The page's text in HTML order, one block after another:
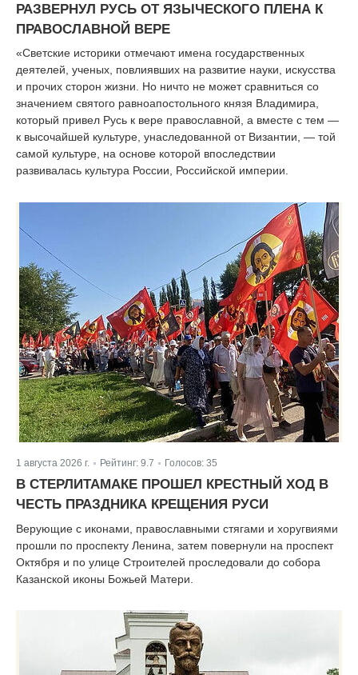
РАЗВЕРНУЛ РУСЬ ОТ ЯЗЫЧЕСКОГО ПЛЕНА К
ПРАВОСЛАВНОЙ ВЕРЕ
«Светские историки отмечают имена государственных
деятелей, ученых, повлиявших на развитие науки, искусства
и прочих сторон жизни. Но ничто не может сравниться со
значением святого равноапостольного князя Владимира,
который привел Русь к вере православной, а вместе с тем —
к высочайшей культуре, унаследованной от Византии, — той
самой культуре, на основе которой впоследствии
развивалась культура России, Российской империи.
1 августа 2026 г. Рейтинг: 9.7 Голосов: 35
В СТЕРЛИТАМАКЕ ПРОШЕЛ КРЕСТНЫЙ ХОД В
ЧЕСТЬ ПРАЗДНИКА КРЕЩЕНИЯ РУСИ
Верующие с иконами, православными стягами и хоругвиями
прошли по проспекту Ленина, затем повернули на проспект
Октября и по улице Строителей проследовали до собора
Казанской иконы Божьей Матери.